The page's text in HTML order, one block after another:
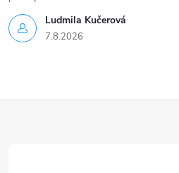
Ludmila Kučerová
7.8.2026